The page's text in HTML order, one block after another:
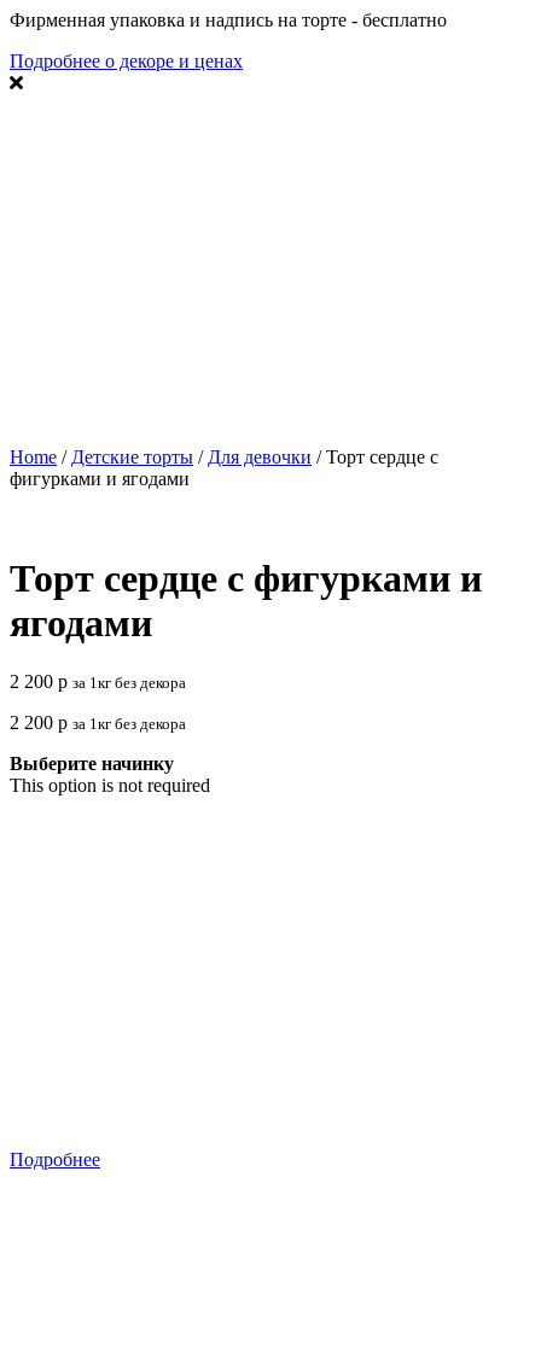
Фирменная упаковка и надпись на торте - бесплатно
Подробнее о декоре и ценах
Home / Детские торты / Для девочки / Торт сердце с
фигурками и ягодами
Торт сердце с фигурками и
ягодами
2 200 р за 1кг без декора
2 200 р за 1кг без декора
Выберите начинку
This option is not required
Подробнее